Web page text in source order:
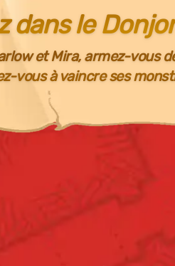
dans le
et Mira, armez-vous
vous à vaincre ses